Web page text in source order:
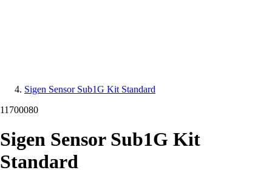
Sigen Sensor Sub1G Kit Standard
11700080
Sigen Sensor Sub1G Kit
Standard